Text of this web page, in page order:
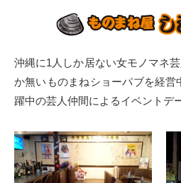
沖縄に1人しか居ない女モノマネ
か無いものまねショーパブを経営
躍中の芸人仲間によるイベントデ